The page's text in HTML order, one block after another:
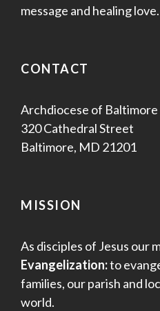
message and healing love.
CONTACT
Archdiocese of Baltimore
320 Cathedral Street
Baltimore, MD 21201
MISSION
As disciples of Jesus our
Evangelization:to
families, our parish and
world.